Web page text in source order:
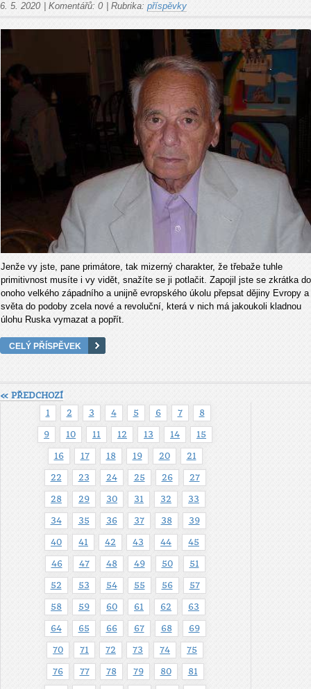
6. 5. 2020 Komentářů: 0 Rubrika: příspěvky
Jenže vy jste, pane primátore, tak mizerný charakter, že třebaže tuhle
primitivnost musíte i vy vidět, snažíte se ji potlačit. Zapojil jste se zkrátka do
onoho velkého západního a unijně evropského úkolu přepsat dějiny Evropy a
světa do podoby zcela nové a revoluční, která v nich má jakoukoli kladnou
úlohu Ruska vymazat a popřít.
CELÝ PŘÍSPĚVEK
« PŘEDCHOZÍ
1
2 3 4 5 6 7 8
9 10 11 12 13 14 15
16 17 18 19 20 21
22 23 24 25 26 27
28 29 30 31 32 33
34 35 36 37 38 39
40 41 42 43 44 45
46 47 48 49 50 51
52 53 54 55 56 57
58 59 60 61 62 63
64 65 66 67 68 69
70 71 72 73 74 75
76 77 78 79 80 81